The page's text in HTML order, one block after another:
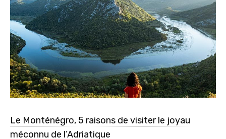
Le Monténégro, 5 raisons de visiter le joyau
méconnu de l’Adriatique